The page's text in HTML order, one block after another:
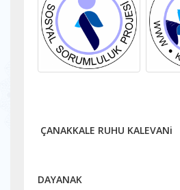
ÇANAKKALE RUHU KALEVANi
DAYANAK